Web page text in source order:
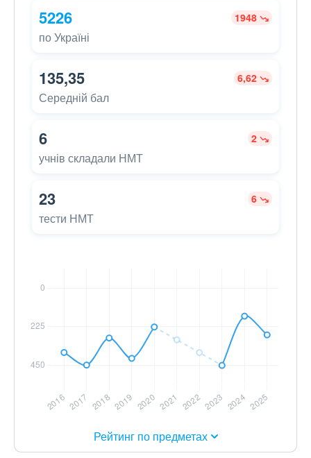
5226 1948
по Україні
135,35 6,62
Середній бал
6 2
учнів складали НМТ
23 6
тести НМТ
Рейтинг по предметах